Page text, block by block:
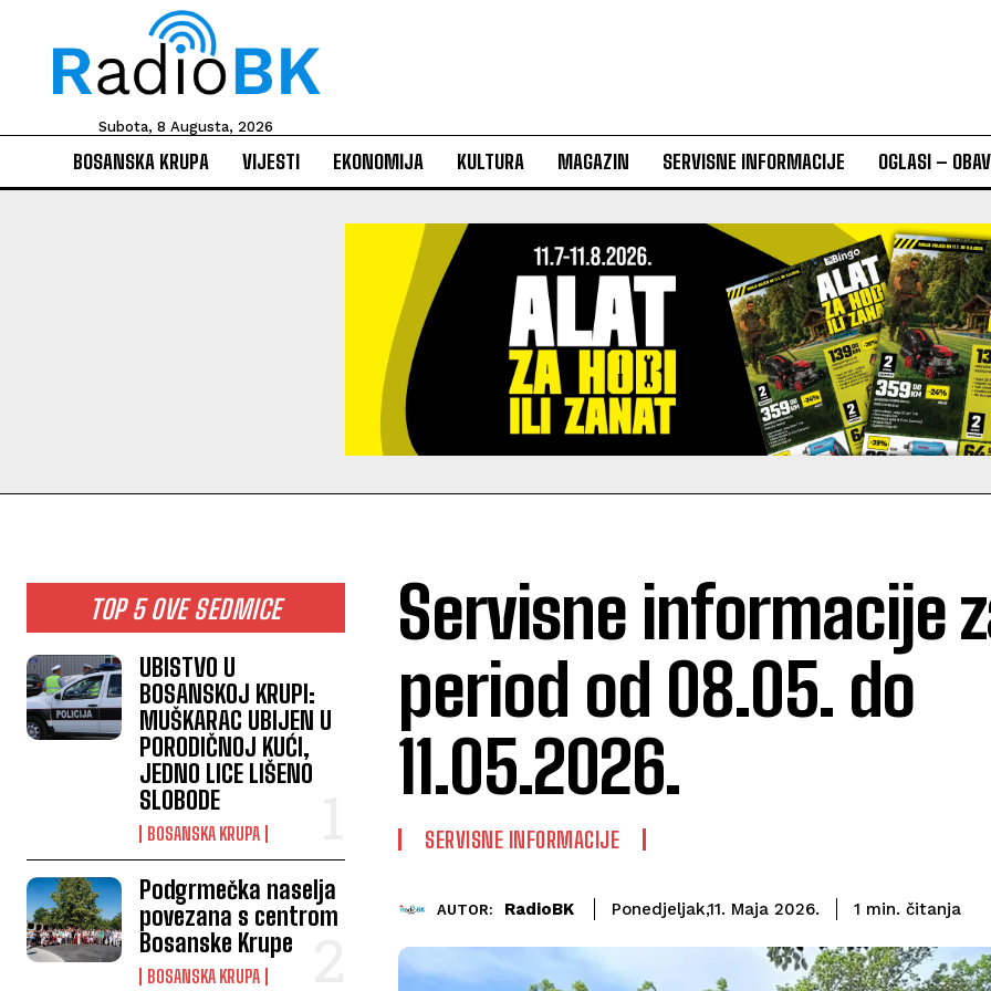
Subota, 8 Augusta, 2026
BOSANSKA KRUPA VIJESTI EKONOMIJA KULTURA MAGAZIN SERVISNE INFORMACIJE OGLASI –
TOP 5 OVE SEDMICE
UBISTVO U
BOSANSKOJ KRUPI:
MUŠKARAC UBIJEN U
PORODIČNOJ KUĆI,
JEDNO LICE LIŠENO
SLOBODE
BOSANSKA KRUPA
Podgrmečka naselja
povezana s centrom
Bosanske Krupe
BOSANSKA KRUPA
Servisne informacije
period od 08.05. do
11.05.2026.
SERVISNE INFORMACIJE
AUTOR: RadioBK Ponedjeljak,11. Maja 2026. 1 min. čitanja